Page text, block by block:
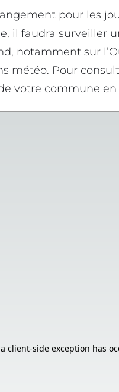
pour les
il faudra surveiller
notamment sur
météo. Pour
votre commune